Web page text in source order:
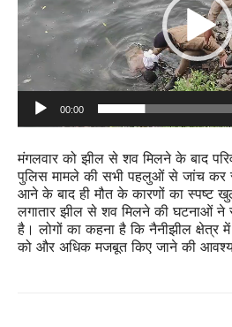
00:00
मंगलवार को झील से शव मिलने के बाद
पुलिस मामले की सभी पहलुओं से जांच कर
आने के बाद ही मौत के कारणों का स्पष्ट
लगातार झील से शव मिलने की घटनाओं ने
है। लोगों का कहना है कि नैनीझील क्षेत्र में
को और अधिक मजबूत किए जाने की